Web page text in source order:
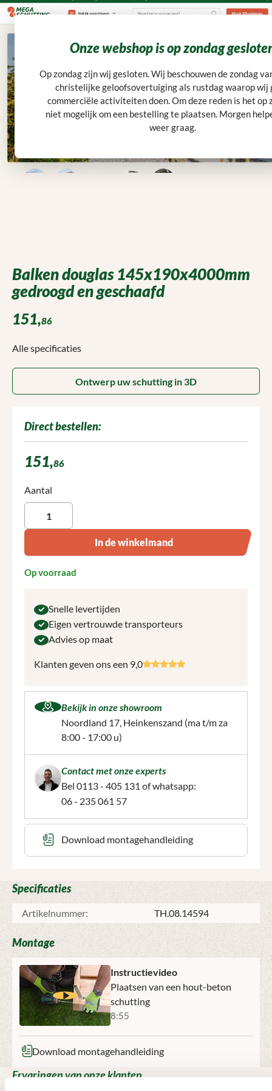
Ga naar de hoofdinhoud
Onze webshop is op zondag
Op zondag zijn wij gesloten. Wij beschouwen de zondag
christelijke geloofsovertuiging als rustdag waarop wij
commerciële activiteiten doen. Om deze reden is het op
niet mogelijk om een bestelling te plaatsen. Morgen
weer graag.
5.000 m² voorraad
Snelle levering
Montageservice
Klantwaardering: 9,6
Winkelwagentje bevat 0
Home Overkapping Overkapping hout
Afbeeldingengalerij overslaan
Balken douglas 145x190x4000mm
gedroogd en geschaafd
151,86
Alle specificaties
Ontwerp uw schutting in 3D
Direct bestellen:
151,86
Producthoeveelheid: Voer de gewenste hoeveelheid in of
Aantal
In de winkelmand
Op voorraad
Snelle levertijden
Eigen vertrouwde transporteurs
Advies op maat
Klanten geven ons een 9,0
Bekijk in onze showroom
Noordland 17, Heinkenszand (ma t/m za
8:00 - 17:00 u)
Contact met onze experts
Bel 0113 - 405 131 of whatsapp:
06 - 235 061 57
Download montagehandleiding
Specificaties
Artikelnummer: TH.08.14594
Montage
Instructievideo
Plaatsen van een hout-beton
schutting
8:55
Download montagehandleiding
Ervaringen van onze klanten